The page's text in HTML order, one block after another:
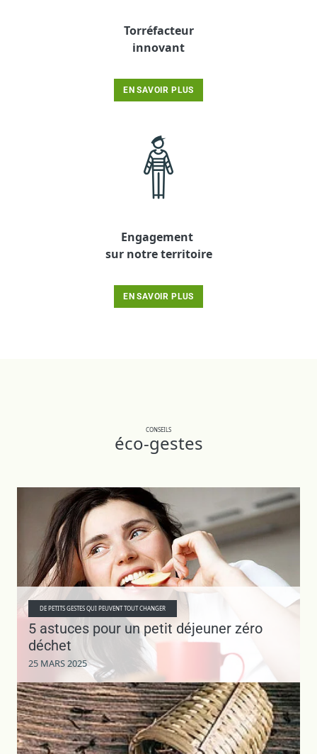
Torréfacteur
innovant
EN SAVOIR PLUS
Engagement
sur notre territoire
EN SAVOIR PLUS
CONSEILS
éco-gestes
DE PETITS GESTES QUI PEUVENT TOUT CHANGER
5 astuces pour un petit déjeuner zéro
déchet
25 MARS 2025